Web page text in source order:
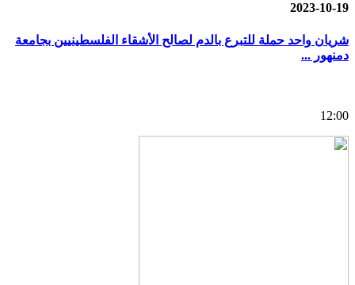
2023-10-19
شريان واحد حملة للتبرع بالدم لصالح الأشقاء الفلسطينيين بجامعة
دمنهور ...
12:00